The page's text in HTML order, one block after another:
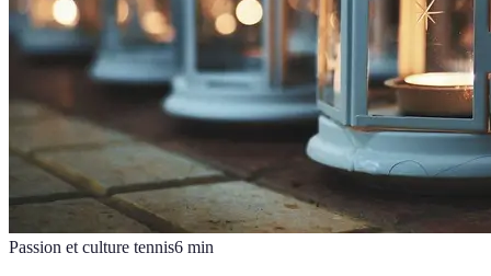
Passion et culture tennis6 min